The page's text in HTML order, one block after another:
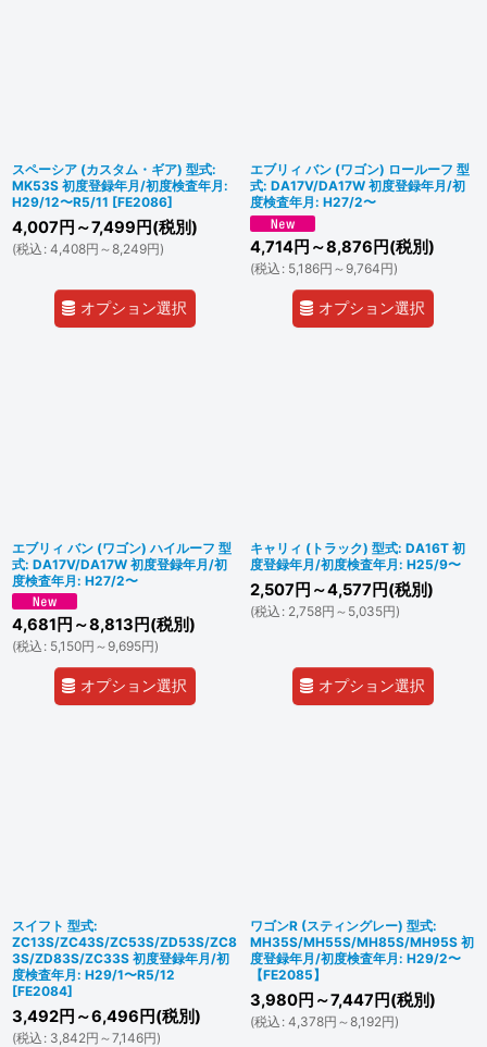
スペーシア (カスタム・ギア) 型式:
MK53S 初度登録年月/初度検査年月:
H29/12〜R5/11 [FE2086]
4,007 円 ～7,499 円(税別)
(税込 : 4,408円 ～8,249円)
オプション選択
エブリィ バン (ワゴン) ロールーフ 型
式: DA17V/DA17W 初度登録年月/初
度検査年月: H27/2〜
4,714円 ～8,876 円(税別)
(税込 : 5,186円 ～9,764円)
オプション選択
エブリィ バン (ワゴン) ハイルーフ 型
式: DA17V/DA17W 初度登録年月/初
度検査年月: H27/2〜
4,681 円 ～8,813 円(税別)
(税込 : 5,150円 ～9,695円)
オプション選択
キャリィ (トラック) 型式: DA16T 初
度登録年月/初度検査年月: H25/9〜
2,507 円 ～4,577 円(税別)
(税込 : 2,758円 ～5,035円)
オプション選択
スイフト 型式:
ZC13S/ZC43S/ZC53S/ZD53S/ZC8
3S/ZD83S/ZC33S 初度登録年月/初
度検査年月: H29/1〜R5/12
[FE2084]
3,492円 ～6,496 円(税別)
(税込 : 3,842円 ～7,146円)
ワゴンR (スティングレー) 型式:
MH35S/MH55S/MH85S/MH95S 初
度登録年月/初度検査年月: H29/2〜
【FE2085】
3,980円 ～7,447 円(税別)
(税込 : 4,378円 ～8,192円)